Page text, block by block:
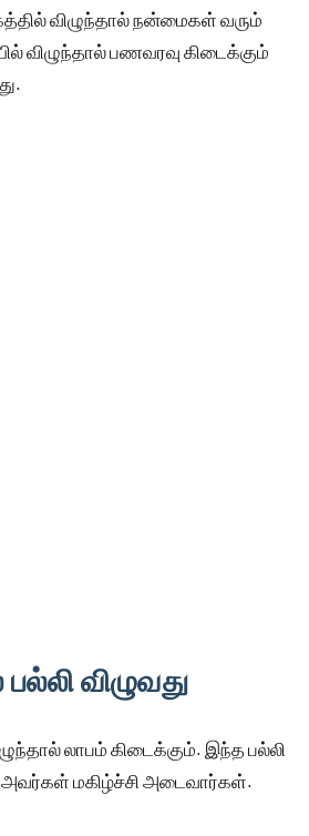
விழுந்தால் நன்மைகள் வரும்
விழுந்தால் பணவரவு கிடைக்கும்
விழுவது
லாபம் கிடைக்கும். இந்த பல்லி
அவர்கள் மகிழ்ச்சி அடைவார்கள்.